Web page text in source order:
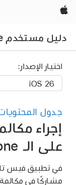
Apple‏
دليل مستخدم iPhone
اختيار الإصدار:
جدول
إجراء
على الـ iPhone
مشاركًا في